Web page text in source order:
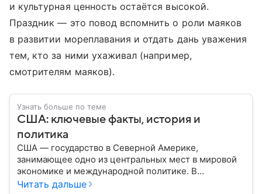
и культурная ценность остаётся высокой.
Праздник — это повод вспомнить о роли маяков
в развитии мореплавания и отдать дань уважения
тем, кто за ними ухаживал (например,
смотрителям маяков).
Узнать больше по теме
США: ключевые факты, история и
политика
США — государство в Северной Америке,
занимающее одно из центральных мест в мировой
экономике и международной политике. В
материале — основные сведения об этой стране.
Читать дальше